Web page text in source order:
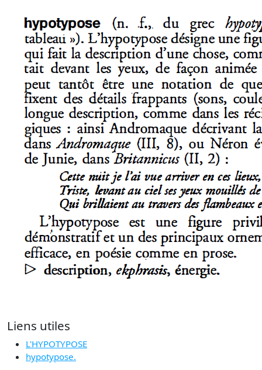
Liens utiles
L'HYPOTYPOSE
hypotypose.